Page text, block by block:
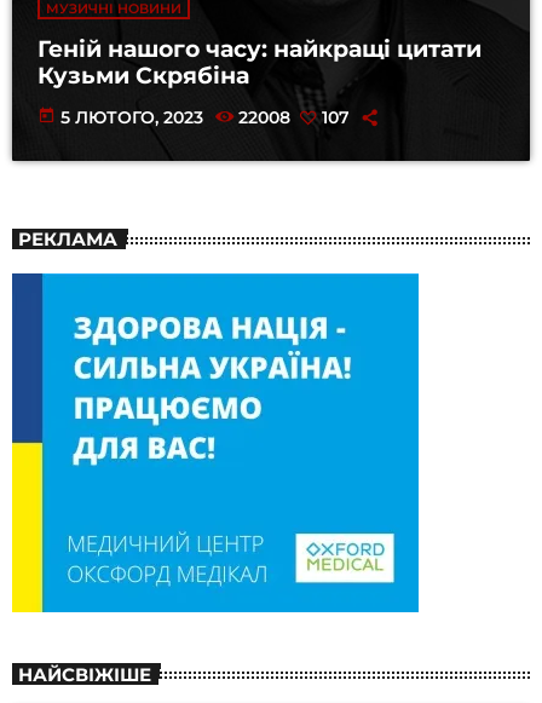
МУЗИЧНІ НОВИНИ
Геній нашого часу: найкращі цитати
Кузьми Скрябіна
today 5 ЛЮТОГО, 2023 22008 107
РЕКЛАМА
НАЙСВІЖІШЕ